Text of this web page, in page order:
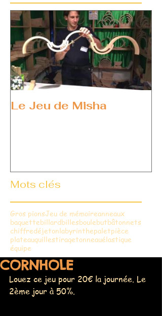
Le Jeu de Misha
Mots clés
Gros pionsJeu de mémoireanneaux
baguettebillardbillesboulebutbâtonnets
chiffredéjetonlabyrinthepaletpièce
plateauquillestiragetonneauélastique
équipe
CORNHOLE
Louez ce jeu pour 20€ la journée. Le
2ème jour à 50%.